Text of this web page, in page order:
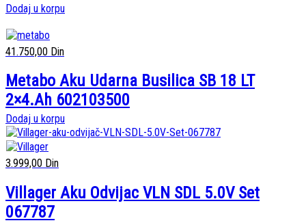
Dodaj u korpu
41.750,00 Din
Metabo Aku Udarna Busilica SB 18 LT
2×4.Ah 602103500
Dodaj u korpu
3.999,00 Din
Villager Aku Odvijac VLN SDL 5.0V Set
067787